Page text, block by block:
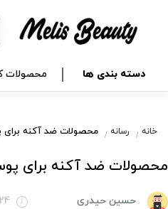
دسته بندی ها محصولات
خانه رسانه محصولات ضد آکنه
محصولات ضد آکنه برای
حسین حیدری 24 خرداد 1402